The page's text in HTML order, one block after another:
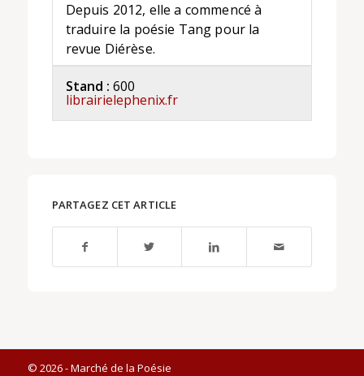
Depuis 2012, elle a commencé à
traduire la poésie Tang pour la
revue Diérèse.
Stand : 600
librairielephenix.fr
PARTAGEZ CET ARTICLE
© 2026 - Marché de la Poésie